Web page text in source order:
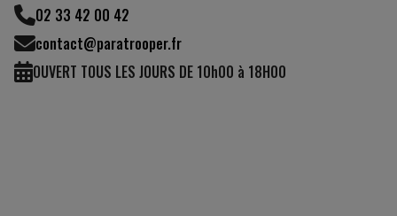
02 33 42 00 42
contact@paratrooper.fr
OUVERT TOUS LES JOURS DE 10h00 à 18H00